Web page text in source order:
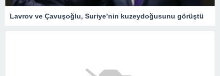
Lavrov ve Çavuşoğlu, Suriye’nin kuzeydoğusunu görüştü